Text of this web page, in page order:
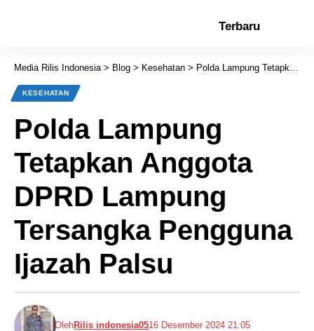
Terbaru
Media Rilis Indonesia> Blog > Kesehatan > Polda Lampung Tetapkan Anggota DPRD Lampung Tersangka Pengguna Ijazah Palsu
KESEHATAN
Polda Lampung
Tetapkan Anggota
DPRD Lampung
Tersangka Pengguna
Ijazah Palsu
OlehRilis indonesia0516 Desember 2024 21:05